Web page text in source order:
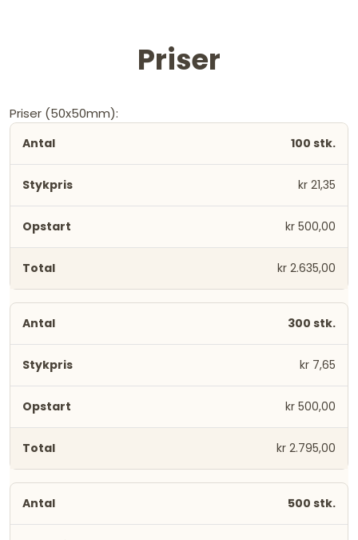
Priser
Priser (50x50mm):
100 stk.
kr 21,35
kr 500,00
kr 2.635,00
300 stk.
kr 7,65
kr 500,00
kr 2.795,00
500 stk.